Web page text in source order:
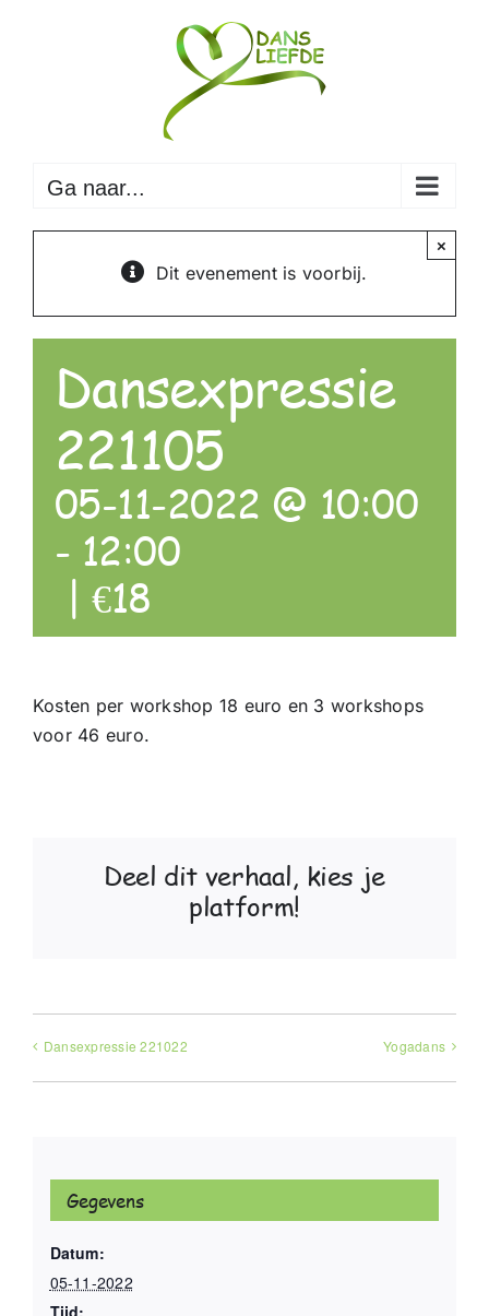
Ga naar...
Dit evenement is voorbij.
×
Dansexpressie
221105
05-11-2022 @ 10:00
- 12:00
| €18
Kosten per workshop 18 euro en 3 workshops
voor 46 euro.
Deel dit verhaal, kies je
platform!
Dansexpressie 221022 Yogadans
Gegevens
Datum:
05-11-2022